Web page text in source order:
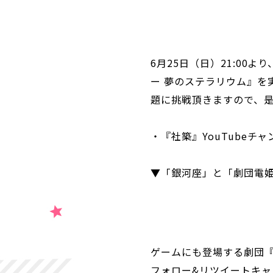
6月25日（日）21:00より
ー 夢のステラリウム』を
題に挑戦頂きますので、
・『社築』YouTubeチャ
▼「銀河座」と「劇団電
ゲームにも登場する劇団